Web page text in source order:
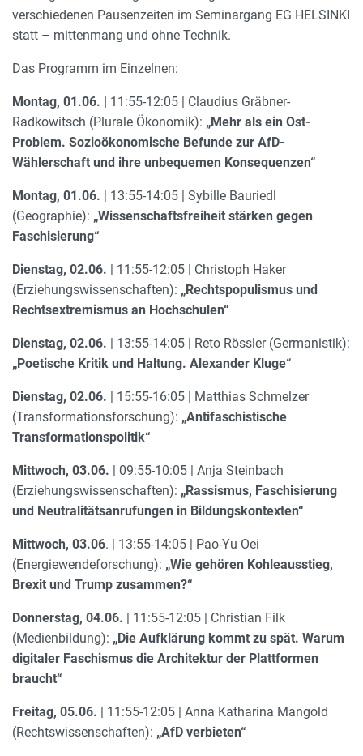
verschiedenen Pausenzeiten im Seminargang EG HELSINKI
statt – mittenmang und ohne Technik.
Das Programm im Einzelnen:
Montag, 01.06. | 11:55-12:05 | Claudius Gräbner-
Radkowitsch (Plurale Ökonomik): „Mehr als ein Ost-
Problem. Sozioökonomische Befunde zur AfD-
Wählerschaft und ihre unbequemen Konsequenzen“
Montag, 01.06. | 13:55-14:05 | Sybille Bauriedl
(Geographie): „Wissenschaftsfreiheit stärken gegen
Faschisierung“
Dienstag, 02.06. | 11:55-12:05 | Christoph Haker
(Erziehungswissenschaften): „Rechtspopulismus und
Rechtsextremismus an Hochschulen“
Dienstag, 02.06. | 13:55-14:05 | Reto Rössler (Germanistik):
„Poetische Kritik und Haltung. Alexander Kluge“
Dienstag, 02.06. | 15:55-16:05 | Matthias Schmelzer
(Transformationsforschung): „Antifaschistische
Transformationspolitik“
Mittwoch, 03.06. | 09:55-10:05 | Anja Steinbach
(Erziehungswissenschaften): „Rassismus, Faschisierung
und Neutralitätsanrufungen in Bildungskontexten“
Mittwoch, 03.06. | 13:55-14:05 | Pao-Yu Oei
(Energiewendeforschung): „Wie gehören Kohleausstieg,
Brexit und Trump zusammen?“
Donnerstag, 04.06. | 11:55-12:05 | Christian Filk
(Medienbildung): „Die Aufklärung kommt zu spät. Warum
digitaler Faschismus die Architektur der Plattformen
braucht“
Freitag, 05.06. | 11:55-12:05 | Anna Katharina Mangold
(Rechtswissenschaften): „AfD verbieten“